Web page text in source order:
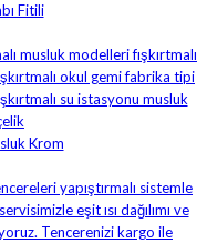
Fitili
Krom